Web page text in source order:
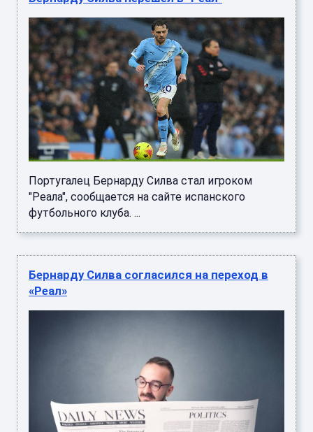
Португалец Бернарду Силва стал игроком
"Реала", сообщается на сайте испанского
футбольного клуба. ...
Бернарду Силва согласился на переход в
«Реал»